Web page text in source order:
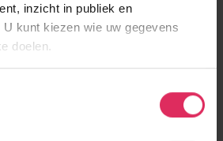
inzicht in publiek en
kunt kiezen wie uw gegevens
doelen.
over uw geografische
200m tot centrum
50m tot skilift
halfpension